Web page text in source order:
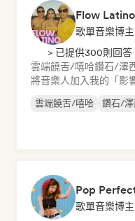
Flow Latino
歌單音樂博主
> 已提供300則回答
雲端饒舌/嘻哈鑽石/澤
將音樂人加入我的「影
雲端饒舌/嘻哈 鑽石/澤
Pop
歌單音樂博主